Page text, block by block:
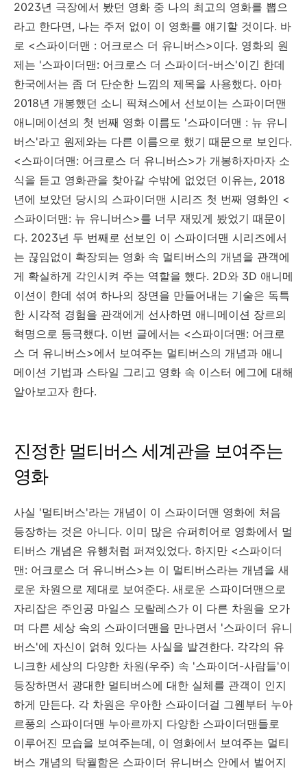
2023년 극장에서 봤던 영화 중 나의 최고의 영화를 뽑으
라고 한다면, 나는 주저 없이 이 영화를 얘기할 것이다. 바
로 <스파이더맨 : 어크로스 더 유니버스>이다. 영화의 원
제는 '스파이더맨: 어크로스 더 스파이더-버스'이긴 한데
한국에서는 좀 더 단순한 느낌의 제목을 사용했다. 아마
2018년 개봉했던 소니 픽쳐스에서 선보이는 스파이더맨
애니메이션의 첫 번째 영화 이름도 '스파이더맨 : 뉴 유니
버스'라고 원제와는 다른 이름으로 했기 때문으로 보인다.
<스파이더맨: 어크로스 더 유니버스>가 개봉하자마자 소
식을 듣고 영화관을 찾아갈 수밖에 없었던 이유는, 2018
년에 보았던 당시의 스파이더맨 시리즈 첫 번째 영화인 <
스파이더맨: 뉴 유니버스>를 너무 재밌게 봤었기 때문이
다. 2023년 두 번째로 선보인 이 스파이더맨 시리즈에서
는 끊임없이 확장되는 영화 속 멀티버스의 개념을 관객에
게 확실하게 각인시켜 주는 역할을 했다. 2D와 3D 애니메
이션이 한데 섞여 하나의 장면을 만들어내는 기술은 독특
한 시각적 경험을 관객에게 선사하면 애니메이션 장르의
혁명으로 등극했다. 이번 글에서는 <스파이더맨: 어크로
스 더 유니버스>에서 보여주는 멀티버스의 개념과 애니
메이션 기법과 스타일 그리고 영화 속 이스터 에그에 대해
알아보고자 한다.
진정한 멀티버스 세계관을 보여주는
영화
사실 '멀티버스'라는 개념이 이 스파이더맨 영화에 처음
등장하는 것은 아니다. 이미 많은 슈퍼히어로 영화에서 멀
티버스 개념은 유행처럼 퍼져있었다. 하지만 <스파이더
맨: 어크로스 더 유니버스>는 이 멀티버스라는 개념을 새
로운 차원으로 제대로 보여준다. 새로운 스파이더맨으로
자리잡은 주인공 마일스 모랄레스가 이 다른 차원을 오가
며 다른 세상 속의 스파이더맨을 만나면서 '스파이더 유니
버스'에 자신이 얽혀 있다는 사실을 발견한다. 각각의 유
니크한 세상의 다양한 차원(우주) 속 '스파이더-사람들'이
등장하면서 광대한 멀티버스에 대한 실체를 관객이 인지
하게 만든다. 각 차원은 우아한 스파이더걸 그웬부터 누아
르풍의 스파이더맨 누아르까지 다양한 스파이더맨들로
이루어진 모습을 보여주는데, 이 영화에서 보여주는 멀티
버스 개념의 탁월함은 스파이더 유니버스 안에서 벌어지